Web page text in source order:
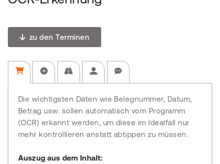
zu den Terminen
Die wichtigsten Daten wie Belegnummer, Datum,
Betrag usw. sollen automatisch vom Programm
(OCR) erkannt werden, um diese im Idealfall nur
mehr kontrollieren anstatt abtippen zu müssen.
Auszug aus dem Inhalt: